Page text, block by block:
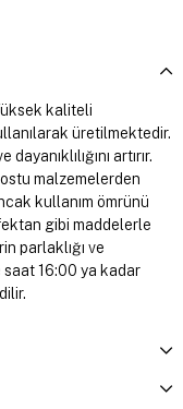
kaliteli
üretilmektedir.
artırır.
malzemelerden
kullanım ömrünü
gibi maddelerle
parlaklığı ve
saat 16:00 ya kadar